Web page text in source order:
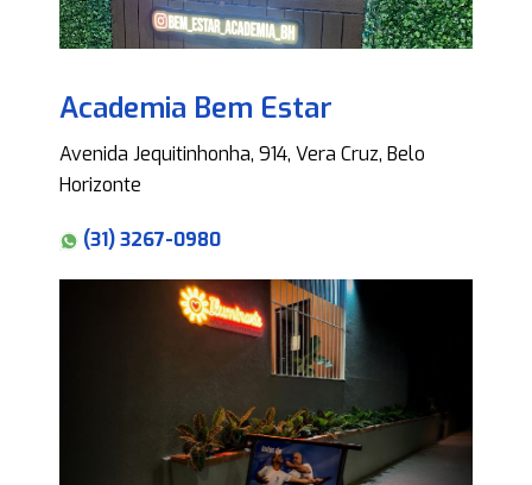
Academia Bem Estar
Avenida Jequitinhonha, 914, Vera Cruz, Belo
Horizonte
(31) 3267-0980